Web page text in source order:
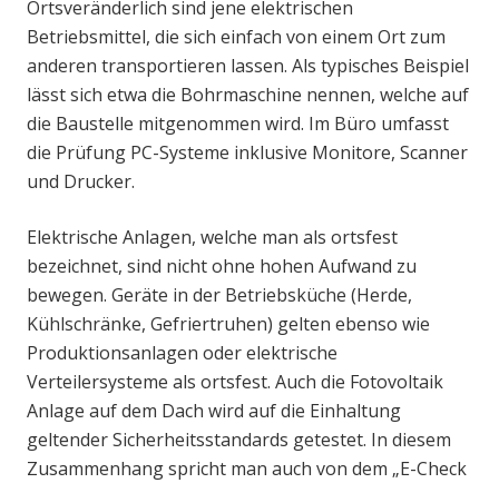
Ortsveränderlich sind jene elektrischen
Betriebsmittel, die sich einfach von einem Ort zum
anderen transportieren lassen. Als typisches Beispiel
lässt sich etwa die Bohrmaschine nennen, welche auf
die Baustelle mitgenommen wird. Im Büro umfasst
die Prüfung PC-Systeme inklusive Monitore, Scanner
und Drucker.
Elektrische Anlagen, welche man als ortsfest
bezeichnet, sind nicht ohne hohen Aufwand zu
bewegen. Geräte in der Betriebsküche (Herde,
Kühlschränke, Gefriertruhen) gelten ebenso wie
Produktionsanlagen oder elektrische
Verteilersysteme als ortsfest. Auch die Fotovoltaik
Anlage auf dem Dach wird auf die Einhaltung
geltender Sicherheitsstandards getestet. In diesem
Zusammenhang spricht man auch von dem „E-Check